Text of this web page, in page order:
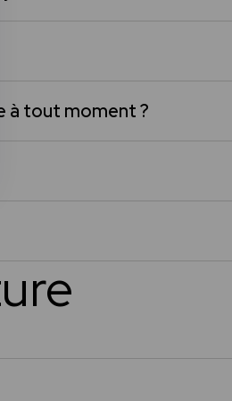
à tout moment ?